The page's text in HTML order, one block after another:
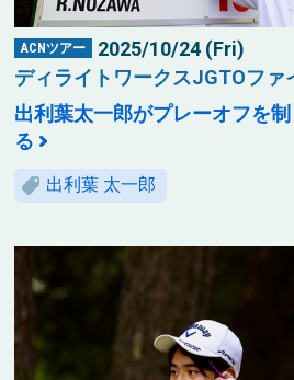
ACNツアー
2025/10/24 (Fri)
ディライトワークスJGTOファ
出利葉太一郎がプレーオフを
る
出利葉 太一郎